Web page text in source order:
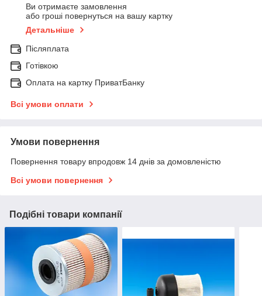
Ви отримаєте замовлення
або гроші повернуться на вашу картку
Детальніше
Післяплата
Готівкою
Оплата на картку ПриватБанку
Всі умови оплати
Умови повернення
Повернення товару впродовж 14 днів за домовленістю
Всі умови повернення
Подібні товари компанії